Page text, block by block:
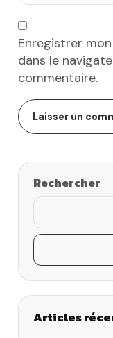
Enregistrer
dans le
commentaire.
Rechercher
Articles